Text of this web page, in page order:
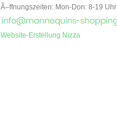
Ã–ffnungszeiten: Mon-Don: 8-19 Uhr
Website-Erstellung Nizza